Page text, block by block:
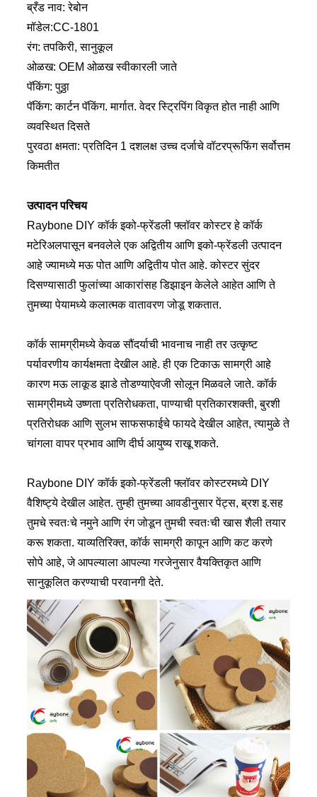
ब्रँड नाव: रेबोन
मॉडेल:CC-1801
रंग: तपकिरी, सानुकूल
ओळख: OEM ओळख स्वीकारली जाते
पॅकिंग: पुठ्ठा
पॅकिंग: कार्टन पॅकिंग. मार्गात. वेदर स्ट्रिपिंग विकृत होत नाही आणि
व्यवस्थित दिसते
पुरवठा क्षमता: प्रतिदिन 1 दशलक्ष उच्च दर्जाचे वॉटरप्रूफिंग सर्वोत्तम
किमतीत
उत्पादन परिचय
Raybone DIY कॉर्क इको-फ्रेंडली फ्लॉवर कोस्टर हे कॉर्क
मटेरिअलपासून बनवलेले एक अद्वितीय आणि इको-फ्रेंडली उत्पादन
आहे ज्यामध्ये मऊ पोत आणि अद्वितीय पोत आहे. कोस्टर सुंदर
दिसण्यासाठी फुलांच्या आकारांसह डिझाइन केलेले आहेत आणि ते
तुमच्या पेयामध्ये कलात्मक वातावरण जोडू शकतात.
कॉर्क सामग्रीमध्ये केवळ सौंदर्याची भावनाच नाही तर उत्कृष्ट
पर्यावरणीय कार्यक्षमता देखील आहे. ही एक टिकाऊ सामग्री आहे
कारण मऊ लाकूड झाडे तोडण्याऐवजी सोलून मिळवले जाते. कॉर्क
सामग्रीमध्ये उष्णता प्रतिरोधकता, पाण्याची प्रतिकारशक्ती, बुरशी
प्रतिरोधक आणि सुलभ साफसफाईचे फायदे देखील आहेत, त्यामुळे ते
चांगला वापर प्रभाव आणि दीर्घ आयुष्य राखू शकते.
Raybone DIY कॉर्क इको-फ्रेंडली फ्लॉवर कोस्टरमध्ये DIY
वैशिष्ट्ये देखील आहेत. तुम्ही तुमच्या आवडीनुसार पेंट्स, ब्रश इ.सह
तुमचे स्वतःचे नमुने आणि रंग जोडून तुमची स्वतःची खास शैली तयार
करू शकता. याव्यतिरिक्त, कॉर्क सामग्री कापून आणि कट करणे
सोपे आहे, जे आपल्याला आपल्या गरजेनुसार वैयक्तिकृत आणि
सानुकूलित करण्याची परवानगी देते.